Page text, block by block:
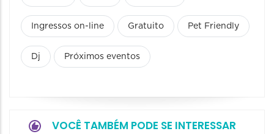
Ingressos on-line Gratuito Pet Friendly
Dj Próximos eventos
VOCÊ TAMBÉM PODE SE INTERESSAR